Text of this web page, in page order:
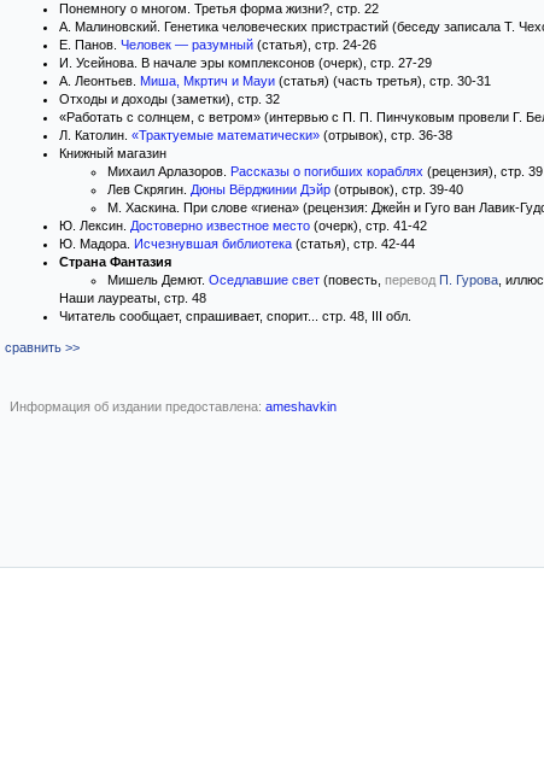
Понемногу о многом. Третья форма жизни?, стр. 22
А. Малиновский. Генетика человеческих пристрастий (беседу записала Т.
Е. Панов. Человек — разумный (статья), стр. 24-26
И. Усейнова. В начале эры комплексонов (очерк), стр. 27-29
А. Леонтьев. Миша, Мкртич и Мауи (статья) (часть третья), стр. 30-31
Отходы и доходы (заметки), стр. 32
«Работать с солнцем, с ветром» (интервью с П. П. Пинчуковым провели Г.
Л. Католин. «Трактуемые математически» (отрывок), стр. 36-38
Книжный магазин
Михаил Арлазоров. Рассказы о погибших кораблях (рецензия), стр. 39
Лев Скрягин. Дюны Вёрджинии Дэйр (отрывок), стр. 39-40
М. Хаскина. При слове «гиена» (рецензия: Джейн и Гуго ван Лавик-
Ю. Лексин. Достоверно известное место (очерк), стр. 41-42
Ю. Мадора. Исчезнувшая библиотека (статья), стр. 42-44
Страна Фантазия
Мишель Демют. Оседлавшие свет (повесть, перевод П. Гурова ,
Наши лауреаты, стр. 48
Читатель сообщает, спрашивает, спорит... стр. 48, III обл.
сравнить >>
Информация об издании предоставлена: ameshavkin